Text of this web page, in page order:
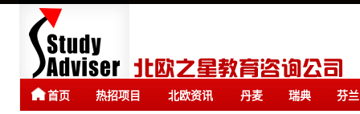
首页 热招项目 北欧资讯 丹麦 瑞典 芬兰